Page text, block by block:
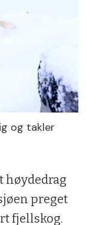
og takler
høydedrag
preget
fjellskog.